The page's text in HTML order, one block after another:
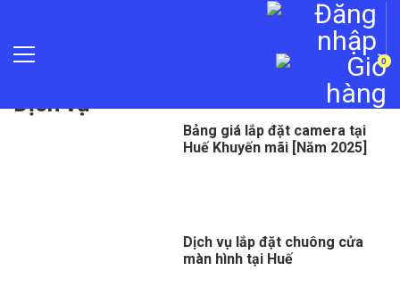
0
Dịch vụ
Bảng giá lắp đặt camera tại
Huế Khuyến mãi [Năm 2025]
Dịch vụ lắp đặt chuông cửa
màn hình tại Huế